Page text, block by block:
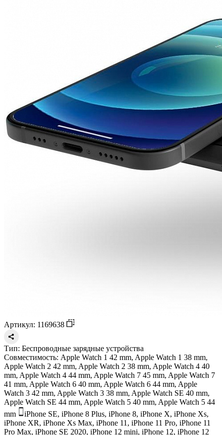
Артикул: 1169638
Тип: Беспроводные зарядные устройства
Совместимость: Apple Watch 1 42 mm, Apple Watch 1 38 mm,
Apple Watch 2 42 mm, Apple Watch 2 38 mm, Apple Watch 4 40
mm, Apple Watch 4 44 mm, Apple Watch 7 45 mm, Apple Watch 7
41 mm, Apple Watch 6 40 mm, Apple Watch 6 44 mm, Apple
Watch 3 42 mm, Apple Watch 3 38 mm, Apple Watch SE 40 mm,
Apple Watch SE 44 mm, Apple Watch 5 40 mm, Apple Watch 5 44
mm
iPhone SE, iPhone 8 Plus, iPhone 8, iPhone X, iPhone Xs,
iPhone XR, iPhone Xs Max, iPhone 11, iPhone 11 Pro, iPhone 11
Pro Max, iPhone SE 2020, iPhone 12 mini, iPhone 12, iPhone 12